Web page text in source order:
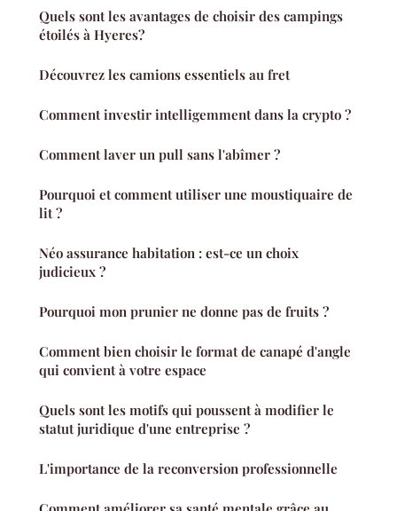
Quels sont les avantages de choisir des campings
étoilés à Hyeres?
Découvrez les camions essentiels au fret
Comment investir intelligemment dans la crypto ?
Comment laver un pull sans l'abîmer ?
Pourquoi et comment utiliser une moustiquaire de
lit ?
Néo assurance habitation : est-ce un choix
judicieux ?
Pourquoi mon prunier ne donne pas de fruits ?
Comment bien choisir le format de canapé d'angle
qui convient à votre espace
Quels sont les motifs qui poussent à modifier le
statut juridique d'une entreprise ?
L'importance de la reconversion professionnelle